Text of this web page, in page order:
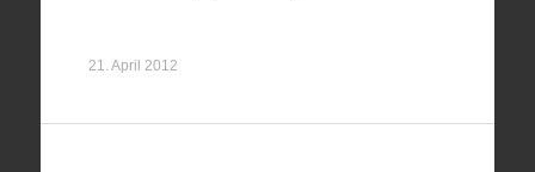
21. April 2012